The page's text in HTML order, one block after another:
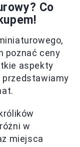
Co
poznać ceny
aspekty
przedstawiamy
w
miejsca